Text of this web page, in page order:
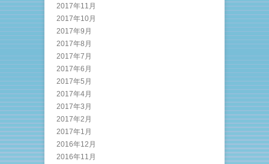
2017年11月
2017年10月
2017年9月
2017年8月
2017年7月
2017年6月
2017年5月
2017年4月
2017年3月
2017年2月
2017年1月
2016年12月
2016年11月